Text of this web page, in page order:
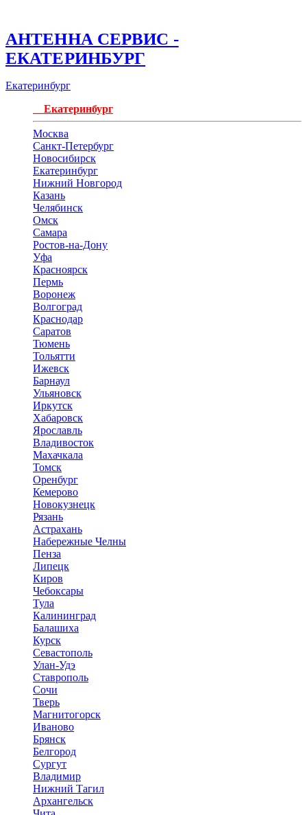
АНТЕННА СЕРВИС -
ЕКАТЕРИНБУРГ
Екатеринбург
Екатеринбург
Москва
Санкт-Петербург
Новосибирск
Екатеринбург
Нижний Новгород
Казань
Челябинск
Омск
Самара
Ростов-на-Дону
Уфа
Красноярск
Пермь
Воронеж
Волгоград
Краснодар
Саратов
Тюмень
Тольятти
Ижевск
Барнаул
Ульяновск
Иркутск
Хабаровск
Ярославль
Владивосток
Махачкала
Томск
Оренбург
Кемерово
Новокузнецк
Рязань
Астрахань
Набережные Челны
Пенза
Липецк
Киров
Чебоксары
Тула
Калининград
Балашиха
Курск
Севастополь
Улан-Удэ
Ставрополь
Сочи
Тверь
Магнитогорск
Иваново
Брянск
Белгород
Сургут
Владимир
Нижний Тагил
Архангельск